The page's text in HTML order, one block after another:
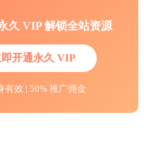
久 VIP 解锁全站资源
即开通永久 VIP
有效 | 50% 推广佣金